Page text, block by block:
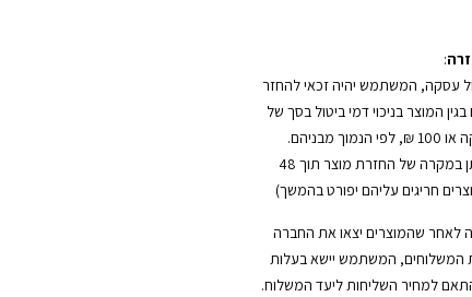
:
עסקה, המשתמש יהיה זכאי להחזר
המוצר בניכוי דמי ביטול בסך של
5% משווי העסקה או 100 ₪, לפי הנמוך מבניהם.
(החזר כספי יינתן במקרה של החזרת מוצר תוך 48
חריגים עליהם יפורט בהמשך)
לאחר שהמוצרים יצאו את החברה
המשלוחים, המשתמש יישא בעלות
למחיר השליחות ליעד המשלוח.